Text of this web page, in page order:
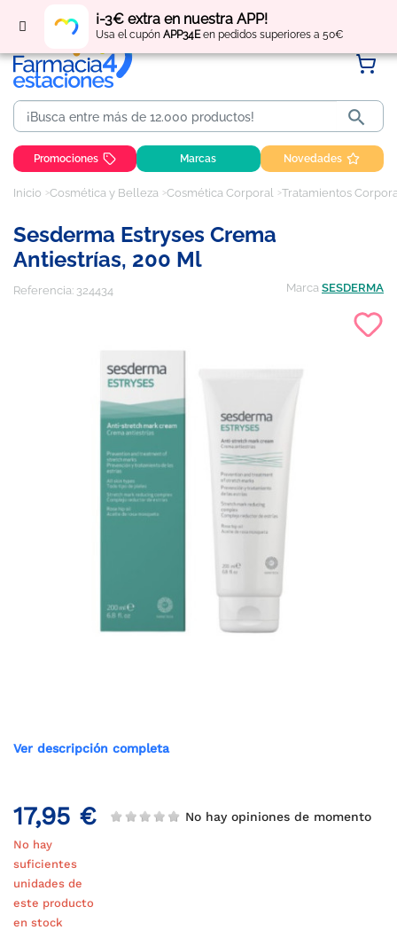
¡-3€ extra en nuestra APP!
Usa el cupón APP34Een pedidos superiores a 50€
Regístratey obtén puntos por tus compras

Promociones Marcas Novedades
Inicio Cosmética y Belleza Cosmética Corporal Tratamientos
Sesderma Estryses Crema
Antiestrías, 200 Ml
Referencia: 324434 Marca SESDERMA
Ver descripción completa
17,95 € No hay opiniones de momento
No hay
suficientes
unidades de
este producto
en stock